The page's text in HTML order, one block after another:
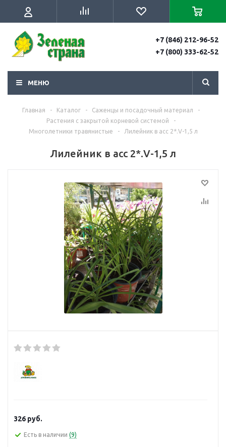
+7 (846) 212-96-52
+7 (800) 333-62-52
МЕНЮ
Главная - Каталог - Саженцы и посадочный материал
-
Растения с закрытой корневой системой
-
Многолетники травянистые
- Лилейник в асс 2*.V-1,5 л
Лилейник в асс 2*.V-1,5 л
326 руб.
Есть в наличии (9)